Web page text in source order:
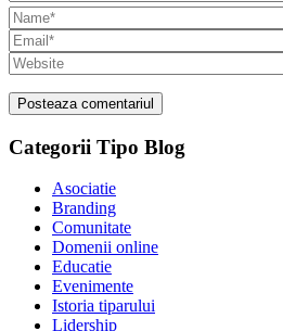
Categorii Tipo Blog
Asociatie
Branding
Comunitate
Domenii online
Educatie
Evenimente
Istoria tiparului
Lidership